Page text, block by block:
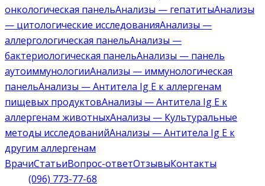
онкологическая панельАнализы — гепатитыАнализы
— цитологические исследованияАнализы —
аллергологическая панельАнализы —
бактериологическая панельАнализы — панель
аутоиммунологииАнализы — иммунологическая
панельАнализы — Антитела Ig E к аллергенам
пищевых продуктовАнализы — Антитела Ig E к
аллергенам животныхАнализы — Культуральные
методы исследованийАнализы — Антитела Ig E к
другим аллергенам
ВрачиСтатьиВопрос-ответОтзывыКонтакты
(096) 773-77-68